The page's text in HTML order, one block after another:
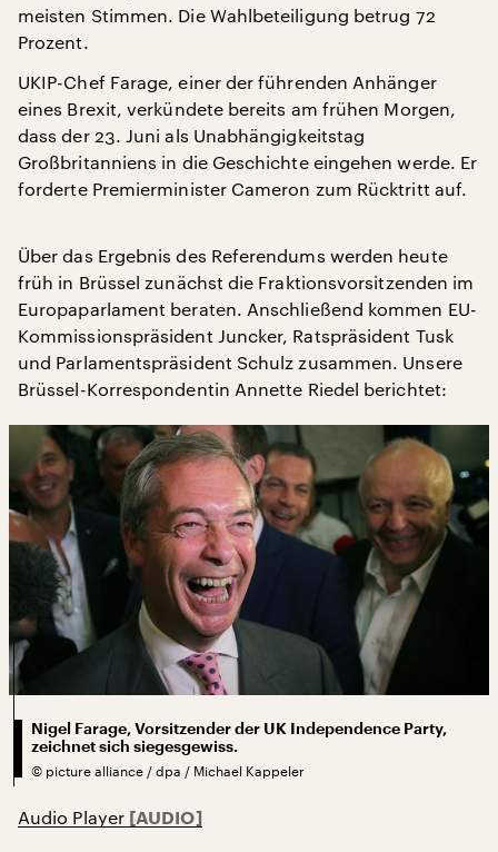
meisten Stimmen. Die Wahlbeteiligung betrug 72
Prozent.
UKIP-Chef Farage, einer der führenden Anhänger
eines Brexit, verkündete bereits am frühen Morgen,
dass der 23. Juni als Unabhängigkeitstag
Großbritanniens in die Geschichte eingehen werde. Er
forderte Premierminister Cameron zum Rücktritt auf.
Über das Ergebnis des Referendums werden heute
früh in Brüssel zunächst die Fraktionsvorsitzenden im
Europaparlament beraten. Anschließend kommen EU-
Kommissionspräsident Juncker, Ratspräsident Tusk
und Parlamentspräsident Schulz zusammen. Unsere
Brüssel-Korrespondentin Annette Riedel berichtet:
Nigel Farage, Vorsitzender der UK Independence Party,
zeichnet sich siegesgewiss.
© picture alliance / dpa / Michael Kappeler
Audio Player